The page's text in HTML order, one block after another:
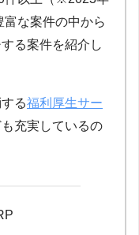
な案件の中から
る案件を紹介し
る福利厚生サー
充実しているの